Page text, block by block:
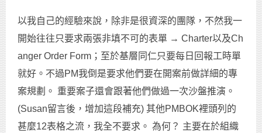
以我自己的經驗來說，除非是很資深的團隊，不然我一
開始往往只要求兩張非填不可的表單 → Charter以及Ch
anger Order Form；至於基層同仁只要每日回報工時單
就好。不過PM我倒是要求他們要在開案前做詳細的專
案規劃。 重要案子還會跟著他們做過一次沙盤推演。
(Susan留言後，增加這段補充) 其他PMBOK裡頭列的
甚麼12表格之流，我全不要求。 為何？ 主要在於組織